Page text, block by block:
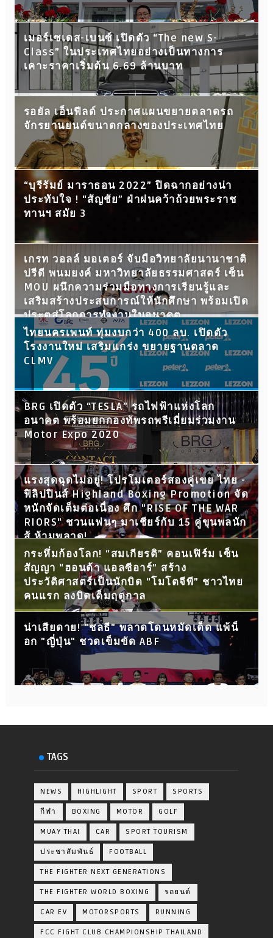
เมอร์เซเดส-เบนซ์ เปิดตัว “The new S-
Class” ในประเทศไทยอย่างเป็นทางการ
เคาะราคาเริ่มต้น 6.69 ล้านบาท
รอยัล เอ็นฟีลด์ ประกาศแผนขยายตลาดรถ
จักรยานยนต์ขนาดกลางของประเทศไทย
“บุรีรัมย์ มาราธอน 2022” ปิดฉากอย่างน่า
ประทับใจ ! “สัญชัย” ฝ่าฝนคว้าถ้วยพระราช
ทานฯ สมัย 3
เกรท วอลล์ มอเตอร์ จับมือวิทยาลัยนานาชาติ
ปรีดี พนมยงค์ มหาวิทยาลัยธรรมศาสตร์ เซ็น
MOU ผนึกความร่วมมือทางการเรียนรู้และ
เสริมสร้างประสบการณ์ให้นักศึกษา พร้อมเปิด
ประตูสู่โลกการทำงานในอนาคต
ไทยนครเพนท์ ทุ่มงบกว่า 400 ลบ. เปิดตัว
โรงงานใหม่ เสริมแกร่ง ขยายฐานตลาด
CLMV
BRG เปิดตัว “TESLA” รถไฟฟ้าแห่งโลก
อนาคต พร้อมยกกองทัพรถพรีเมี่ยมร่วมงาน
Motor Expo 2020
แรงสุดฉุดไม่อยู่! โปรโมเตอร์สองคู่เขย ไทย -
ฟิลิปปินส์ Highland Boxing Promotion จัด
หนักจัดเต็มต่อเนื่อง ศึก "RISE OF THE WAR
RIORS" ชวนแฟนๆ มาเชียร์กับ 15 คู่ขุนพลนัก
สู้ ห้ามพลาด!
กระหึ่มก้องโลก! “สมเกียรติ” คอนเฟิร์ม เซ็น
สัญญา “ฮอนด้า แอลซีอาร์” สร้าง
ประวัติศาสตร์เป็นนักบิด “โมโตจีพี” ชาวไทย
คนแรก ลงบิดเต็มฤดูกาล
น่าเสียดาย! "ชลธี" พลาดโดนหมัดเด็ด แพ้น็
อก "ญี่ปุ่น" ชวดเข็มขัด ABF
TAGS
NEWS HIGHLIGHT SPORT SPORTS
กีฬา BOXING MOTOR GOLF
MUAY THAI CAR SPORT TOURISM
ประชาสัมพันธ์ FOOTBALL
THE FIGHTER NEXT GENERATIONS
THE FIGHTER WORLD BOXING รถยนต์
CAR EV MOTORSPORTS RUNNING
FCC FIGHT CLUB CHAMPIONSHIP THAILAND